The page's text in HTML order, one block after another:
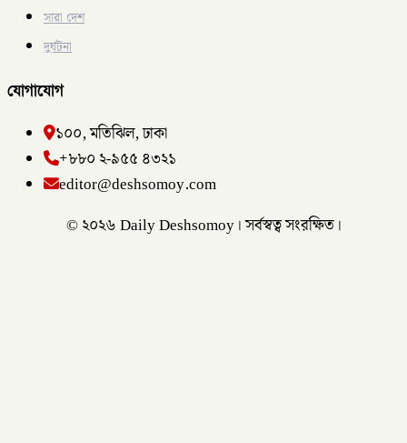
সারা দেশ
দুর্ঘটনা
যোগাযোগ
১০০, মতিঝিল, ঢাকা
+৮৮০ ২-৯৫৫ ৪৩২১
editor@deshsomoy.com
© ২০২৬ Daily Deshsomoy। সর্বস্বত্ব সংরক্ষিত।